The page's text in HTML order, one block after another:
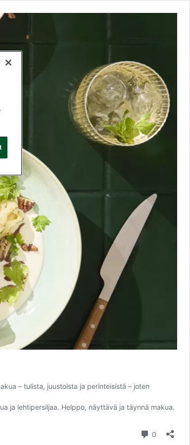
– tulista, juustoista ja perinteisistä – joten
ja lehtipersiljaa. Helppo, näyttävä ja täynnä makua.
0